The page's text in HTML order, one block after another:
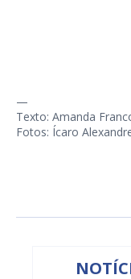
—
Texto: Amanda
Fotos: Ícaro